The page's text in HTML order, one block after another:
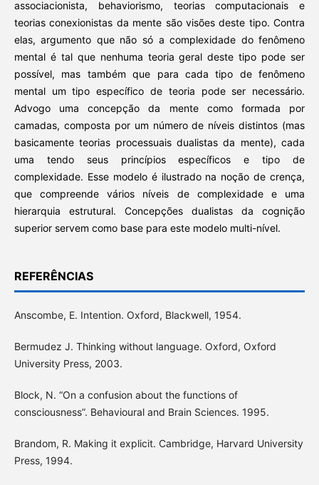
associacionista, behaviorismo, teorias computacionais e
teorias conexionistas da mente são visões deste tipo. Contra
elas, argumento que não só a complexidade do fenômeno
mental é tal que nenhuma teoria geral deste tipo pode ser
possível, mas também que para cada tipo de fenômeno
mental um tipo específico de teoria pode ser necessário.
Advogo uma concepção da mente como formada por
camadas, composta por um número de níveis distintos (mas
basicamente teorias processuais dualistas da mente), cada
uma tendo seus princípios específicos e tipo de
complexidade. Esse modelo é ilustrado na noção de crença,
que compreende vários níveis de complexidade e uma
hierarquia estrutural. Concepções dualistas da cognição
superior servem como base para este modelo multi-nível.
REFERÊNCIAS
Anscombe, E. Intention. Oxford, Blackwell, 1954.
Bermudez J. Thinking without language. Oxford, Oxford
University Press, 2003.
Block, N. “On a confusion about the functions of
consciousness”. Behavioural and Brain Sciences. 1995.
Brandom, R. Making it explicit. Cambridge, Harvard University
Press, 1994.